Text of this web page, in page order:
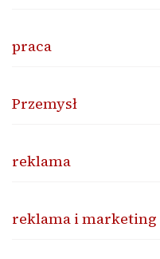
praca
Przemysł
reklama
reklama i marketing